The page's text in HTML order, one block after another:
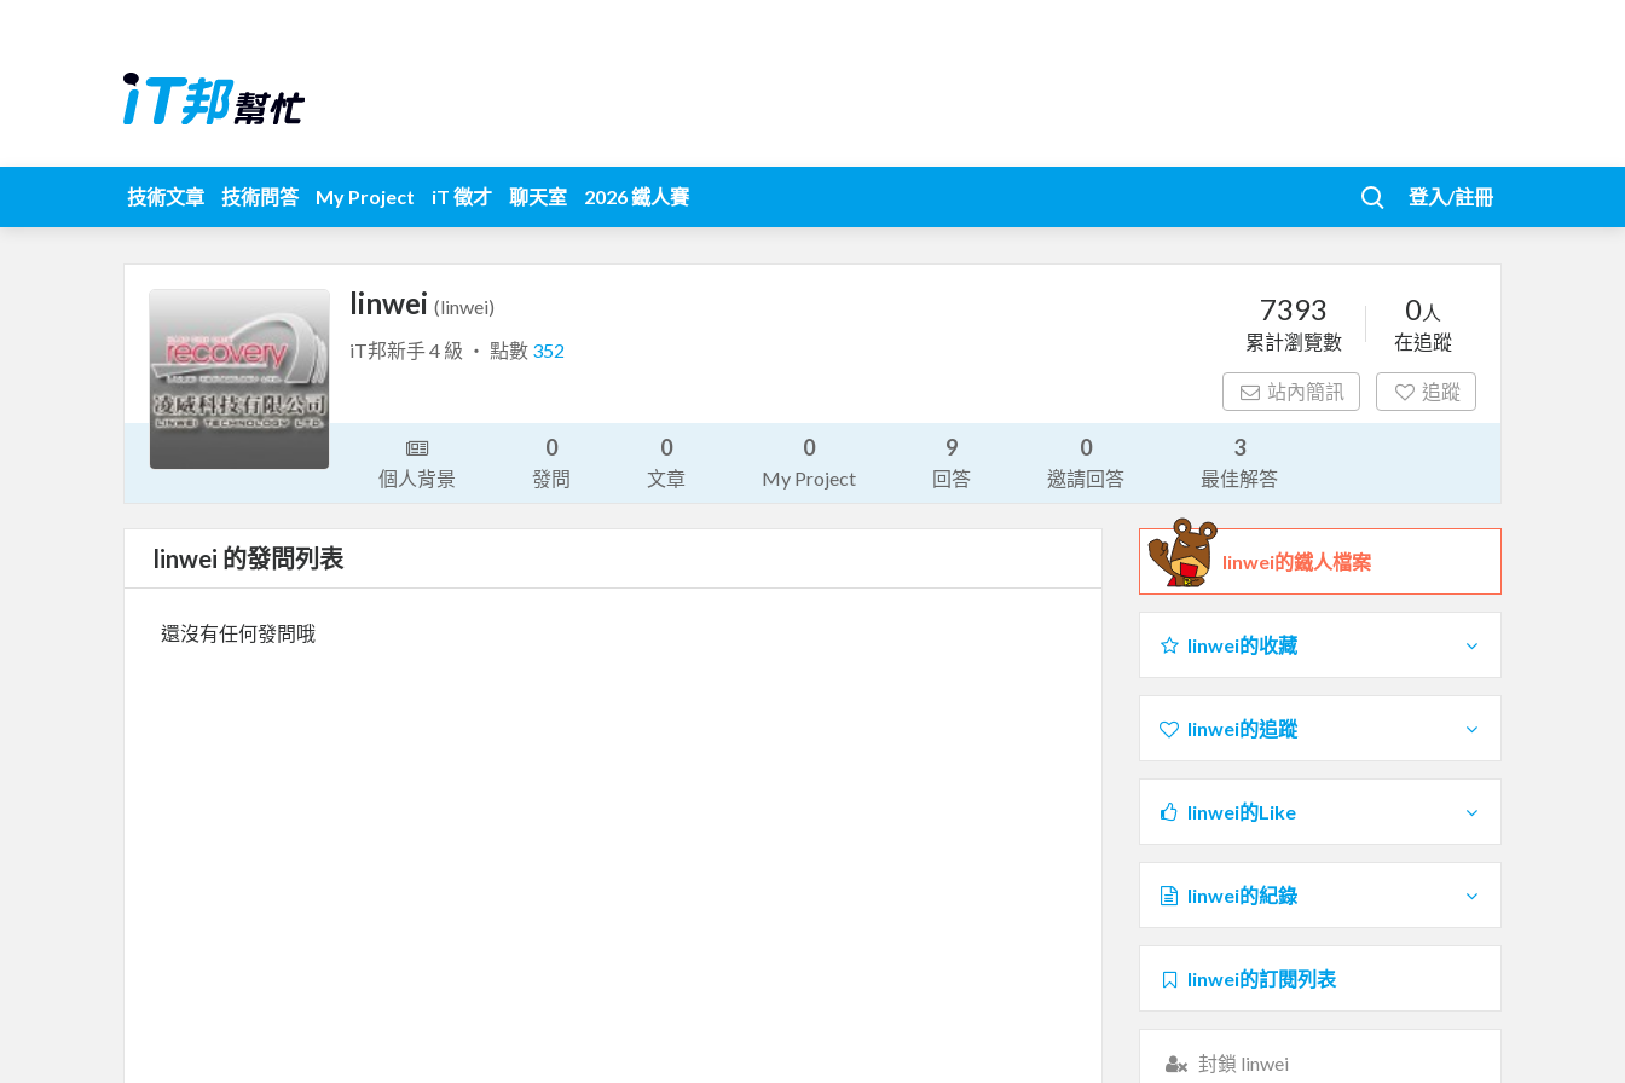
技術文章 技術問答 My Project iT 徵才 聊天室 2026 鐵人賽 登入/註冊
linwei (linwei)
iT邦新手 4 級 ‧ 點數 352
7393
累計瀏覽數
0人
在追蹤
站內簡訊 追蹤
個人背景
0
發問
0
文章
0
My Project
9
回答
0
邀請回答
3
最佳解答
linwei 的發問列表
還沒有任何發問哦
linwei的鐵人檔案
linwei的收藏
linwei的追蹤
linwei的Like
linwei的紀錄
linwei的訂閱列表
封鎖 linwei